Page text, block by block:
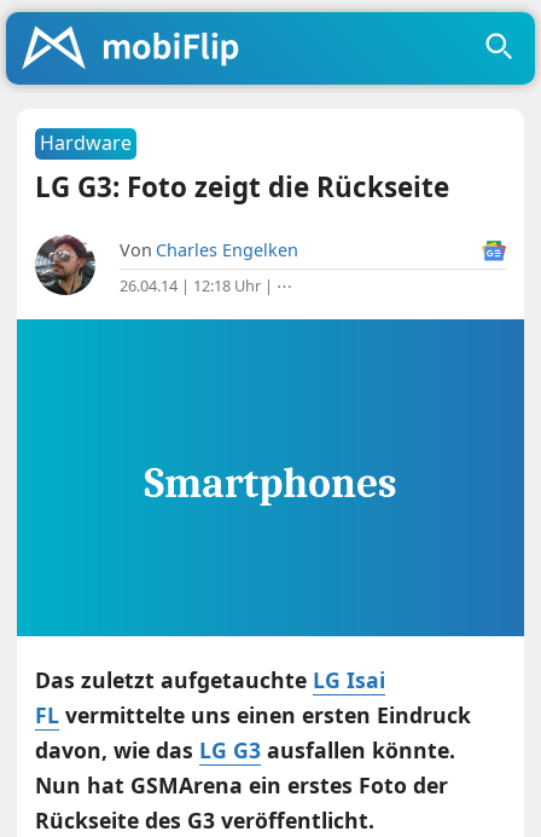
Hardware
LG G3: Foto zeigt die Rückseite
Von Charles Engelken
26.04.14 | 12:18 Uhr | ⋯
Das zuletzt aufgetauchte LG Isai
FL vermittelte uns einen ersten Eindruck
davon, wie das LG G3 ausfallen könnte.
Nun hat GSMArena ein erstes Foto der
Rückseite des G3 veröffentlicht.